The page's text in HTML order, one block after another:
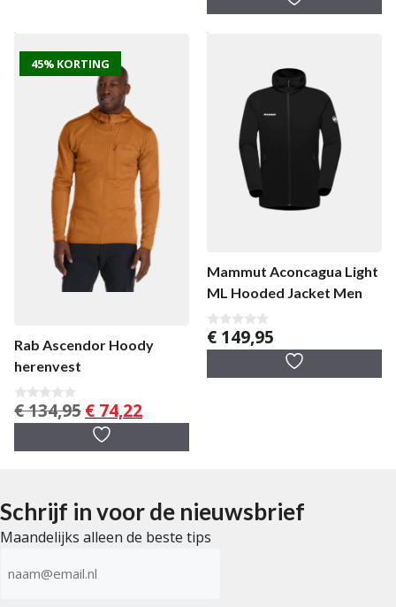
45% KORTING
Rab Ascendor Hoody
herenvest
0
v
5
€134,95 Oorspronkelijke
prijs
was:
€ 74,22
prijs
Mammut Aconcagua Light
ML Hooded Jacket Men
0
v
5
€ 149,95
Schrijf in voor de nieuwsbrief
Maandelijks alleen de beste tips
mailadres